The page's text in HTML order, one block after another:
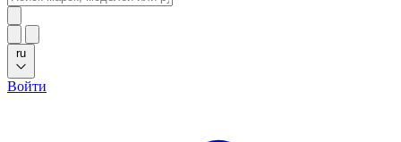
ru
Войти